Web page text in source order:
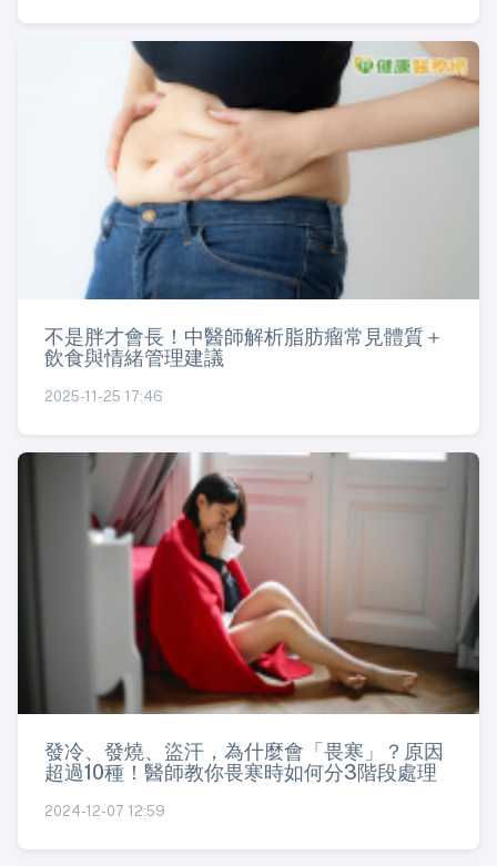
不是胖才會長！中醫師解析脂肪瘤常見體質＋
飲食與情緒管理建議
2025-11-25 17:46
發冷、發燒、盜汗，為什麼會「畏寒」？原因
超過10種！醫師教你畏寒時如何分3階段處理
2024-12-07 12:59